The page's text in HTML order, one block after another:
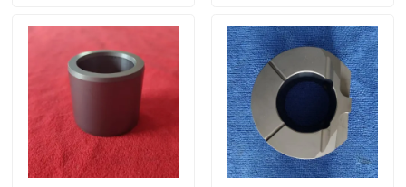
Over ons
Fabrieksreis
Kwaliteitscontrole